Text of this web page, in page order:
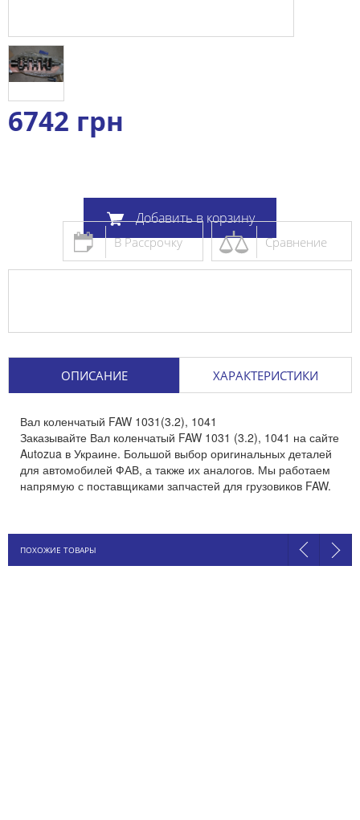
6742 грн
Добавить в корзину
Сравнение
В Рассрочку
ОПИСАНИЕ ХАРАКТЕРИСТИКИ
Вал коленчатый FAW 1031(3.2), 1041
Заказывайте Вал коленчатый FAW 1031 (3.2), 1041 на сайте
Autozua в Украине. Большой выбор оригинальных деталей
для автомобилей ФАВ, а также их аналогов. Мы работаем
напрямую с поставщиками запчастей для грузовиков FAW.
ПОХОЖИЕ ТОВАРЫ